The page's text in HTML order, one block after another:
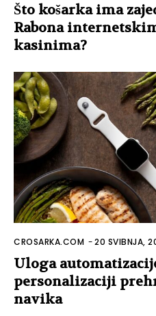
Što košarka ima
Rabona
kasinima?
CROSARKA.COM -20 SVIBNJA,
Uloga
personalizaciji
navika